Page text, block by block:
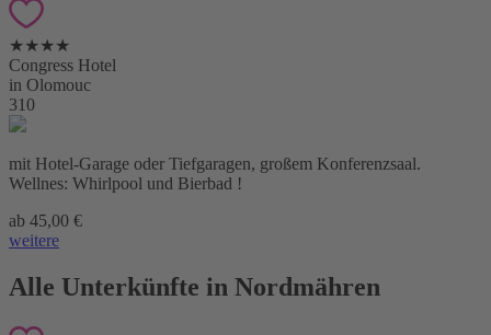
★★★★
Congress Hotel
in Olomouc
310
mit Hotel-Garage oder Tiefgaragen, großem Konferenzsaal.
Wellnes: Whirlpool und Bierbad !
ab 45,00 €
weitere
Alle Unterkünfte in Nordmähren